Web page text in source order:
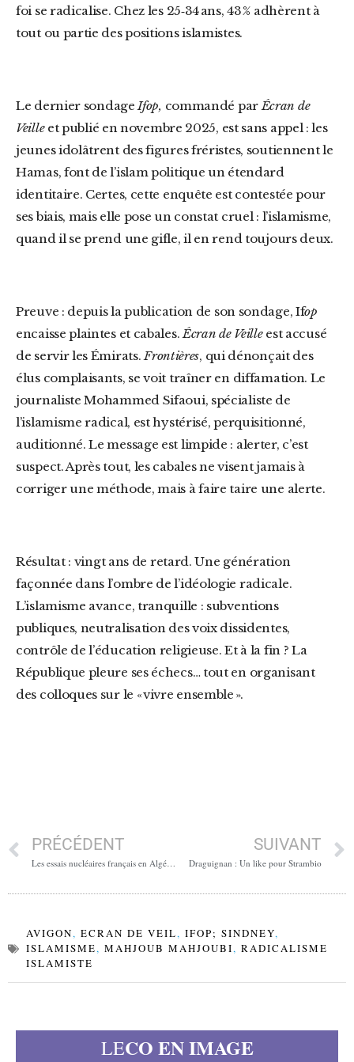
foi se radicalise. Chez les 25‑34 ans, 43 % adhèrent à
tout ou partie des positions islamistes.
Le dernier sondageIfop, commandé parÉcran de
Veilleet publié en novembre 2025, est sans appel : les
jeunes idolâtrent des figures fréristes, soutiennent le
Hamas, font de l’islam politique un étendard
identitaire. Certes, cette enquête est contestée pour
ses biais, mais elle pose un constat cruel : l’islamisme,
quand il se prend une gifle, il en rend toujours deux.
Preuve : depuis la publication de son sondage, Ifop
encaisse plaintes et cabales.Écran de Veilleest accusé
de servir les Émirats.Frontières, qui dénonçait des
élus complaisants, se voit traîner en diffamation. Le
journaliste Mohammed Sifaoui, spécialiste de
l’islamisme radical, est hystérisé, perquisitionné,
auditionné. Le message est limpide : alerter, c’est
suspect. Après tout, les cabales ne visent jamais à
corriger une méthode, mais à faire taire une alerte.
Résultat : vingt ans de retard. Une génération
façonnée dans l’ombre de l’idéologie radicale.
L’islamisme avance, tranquille : subventions
publiques, neutralisation des voix dissidentes,
contrôle de l’éducation religieuse. Et à la fin ? La
République pleure ses échecs… tout en organisant
des colloques sur le « vivre ensemble ».
PRÉCÉDENT
Les essais nucléaires français en Algérie (1960-1966)
SUIVANT
Draguignan : Un like pour Strambio
AVIGON, ECRAN DE VEIL, IFOP; SINDNEY,
ISLAMISME, MAHJOUB MAHJOUBI, RADICALISME
ISLAMISTE
LECO EN IMAGE